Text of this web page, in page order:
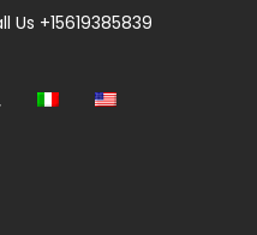
Us +15619385839